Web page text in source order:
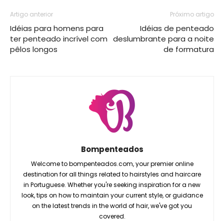
Artigo anterior
Idéias para homens para
ter penteado incrível com
pêlos longos
Próximo artigo
Idéias de penteado
deslumbrante para a noite
de formatura
Bompenteados
Welcome to bompenteados.com, your premier online
destination for all things related to hairstyles and haircare
in Portuguese. Whether you're seeking inspiration for a new
look, tips on how to maintain your current style, or guidance
on the latest trends in the world of hair, we've got you
covered.